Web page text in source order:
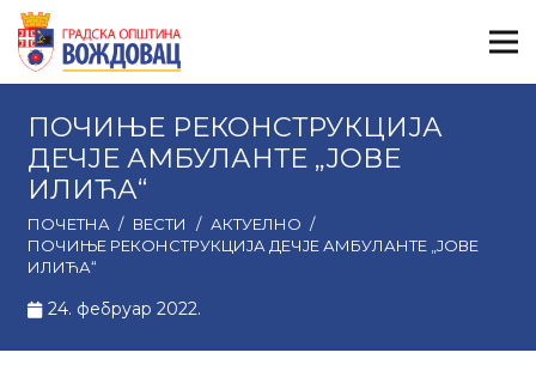
ПОЧИЊЕ РЕКОНСТРУКЦИЈА
ДЕЧЈЕ АМБУЛАНТЕ „ЈОВЕ
ИЛИЋА“
ПОЧЕТНА / ВЕСТИ / АКТУЕЛНО /
ПОЧИЊЕ РЕКОНСТРУКЦИЈА ДЕЧЈЕ АМБУЛАНТЕ „ЈОВЕ
ИЛИЋА“
24. фебруар 2022.